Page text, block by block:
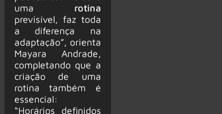
uma rotina
previsível, faz toda
a diferença na
adaptação”, orienta
Mayara Andrade,
completando que a
criação de uma
rotina também é
essencial:
“Horários definidos